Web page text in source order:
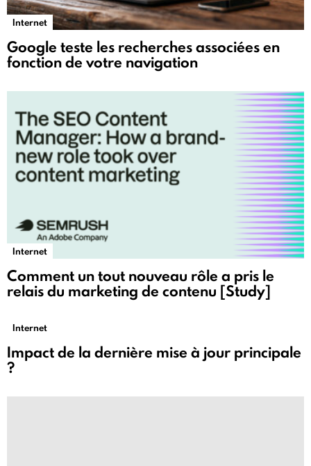
Internet
Google teste les recherches associées en
fonction de votre navigation
Internet
Comment un tout nouveau rôle a pris le
relais du marketing de contenu [Study]
Internet
Impact de la dernière mise à jour principale
?